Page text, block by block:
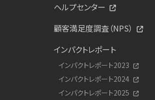
ヘルプセンター
顧客満足度調査（NPS）
インパクトレポート
インパクトレポート2023
インパクトレポート2024
インパクトレポート2025